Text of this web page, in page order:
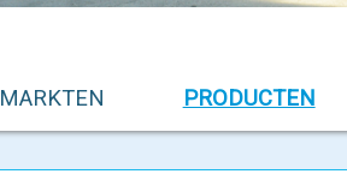
MARKTEN PRODUCTEN